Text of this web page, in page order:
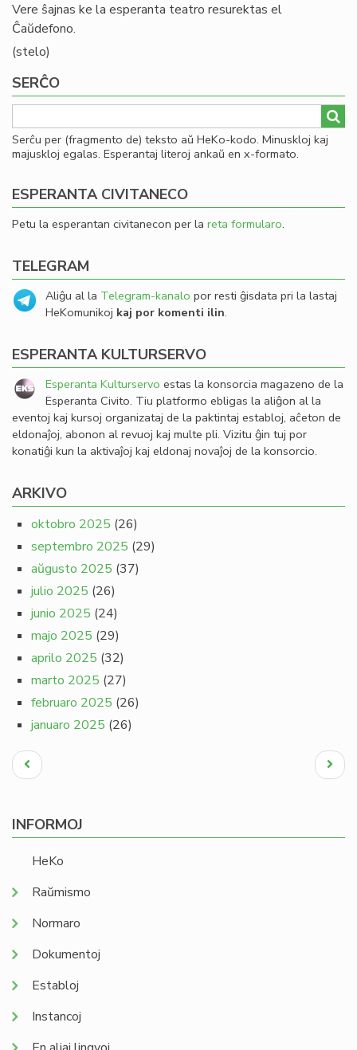
Vere ŝajnas ke la esperanta teatro resurektas el
Ĉaŭdefono.
(stelo)
SERĈO
Serĉu per (fragmento de) teksto aŭ HeKo-kodo. Minuskloj kaj
majuskloj egalas. Esperantaj literoj ankaŭ en x-formato.
ESPERANTA CIVITANECO
Petu la esperantan civitanecon per la reta formularo.
TELEGRAM
Aliĝu al la Telegram-kanalo por resti ĝisdata pri la lastaj
HeKomunikoj kaj por komenti ilin.
ESPERANTA KULTURSERVO
Esperanta Kulturservo estas la konsorcia magazeno de la
Esperanta Civito. Tiu platformo ebligas la aliĝon al la
eventoj kaj kursoj organizataj de la paktintaj establoj, aĉeton de
eldonaĵoj, abonon al revuoj kaj multe pli. Vizitu ĝin tuj por
konatiĝi kun la aktivaĵoj kaj eldonaj novaĵoj de la konsorcio.
ARKIVO
oktobro 2025 (26)
septembro 2025 (29)
aŭgusto 2025 (37)
julio 2025 (26)
junio 2025 (24)
majo 2025 (29)
aprilo 2025 (32)
marto 2025 (27)
februaro 2025 (26)
januaro 2025 (26)
Pagination
Antaŭa
paĝo
Next
page
INFORMOJ
HeKo
Raŭmismo
Normaro
Dokumentoj
Establoj
Instancoj